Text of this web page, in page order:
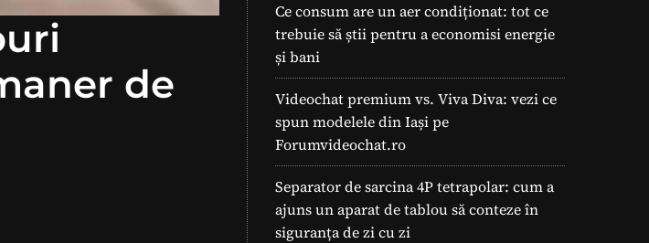
de
Ce consum are un aer condiționat: tot ce
trebuie să știi pentru a economisi energie
și bani
Videochat premium vs. Viva Diva: vezi ce
spun modelele din Iași pe
Forumvideochat.ro
Separator de sarcina 4P tetrapolar: cum a
ajuns un aparat de tablou să conteze în
siguranța de zi cu zi